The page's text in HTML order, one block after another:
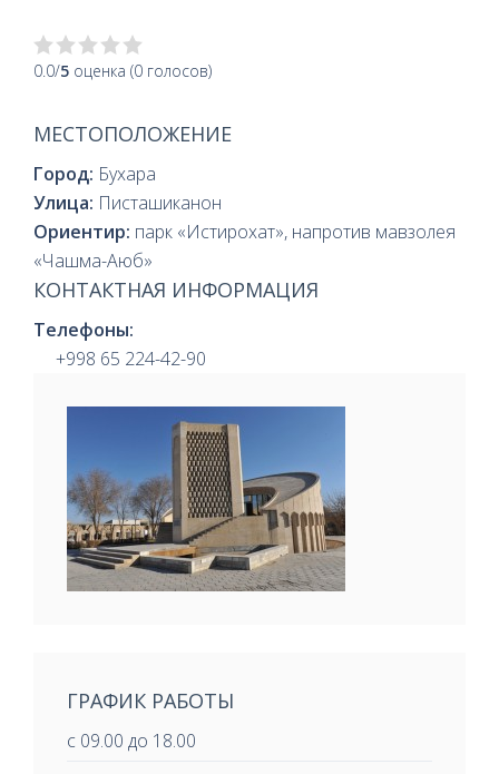
0.0/5 оценка (0 голосов)
МЕСТОПОЛОЖЕНИЕ
Город: Бухара
Улица: Писташиканон
Ориентир: парк «Истирохат», напротив мавзолея
«Чашма-Аюб»
КОНТАКТНАЯ ИНФОРМАЦИЯ
Телефоны:
+998 65 224-42-90
ГРАФИК РАБОТЫ
с 09.00 до 18.00